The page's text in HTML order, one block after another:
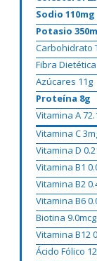
Sodio 110mg
Potasio
Carbohidrato
Fibra Dietética
Azúcares 11g
Proteína 8g
Vitamina A
Vitamina C
Vitamina D
Vitamina B1
Vitamina B2
Vitamina B6
Biotina 9.0mcg
Vitamina B12
Ácido Fólico